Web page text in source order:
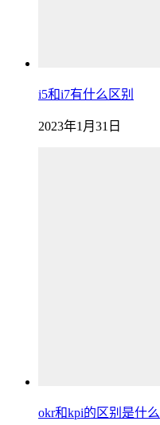
i5和i7有什么区别
2023年1月31日
okr和kpi的区别是什么